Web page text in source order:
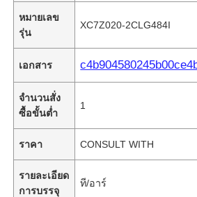
หมายเลข
รุ่น
XC7Z020-2CLG484I
เอกสาร
จำนวนสั่ง
ซื้อขั้นต่ำ
1
ราคา CONSULT WITH
รายละเอียด
การบรรจุ
ที/อาร์